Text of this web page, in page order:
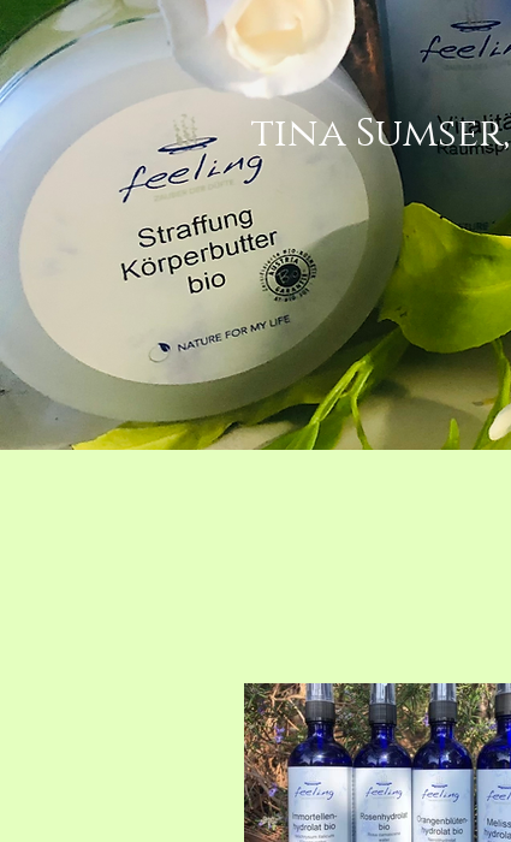
tina Sumser,